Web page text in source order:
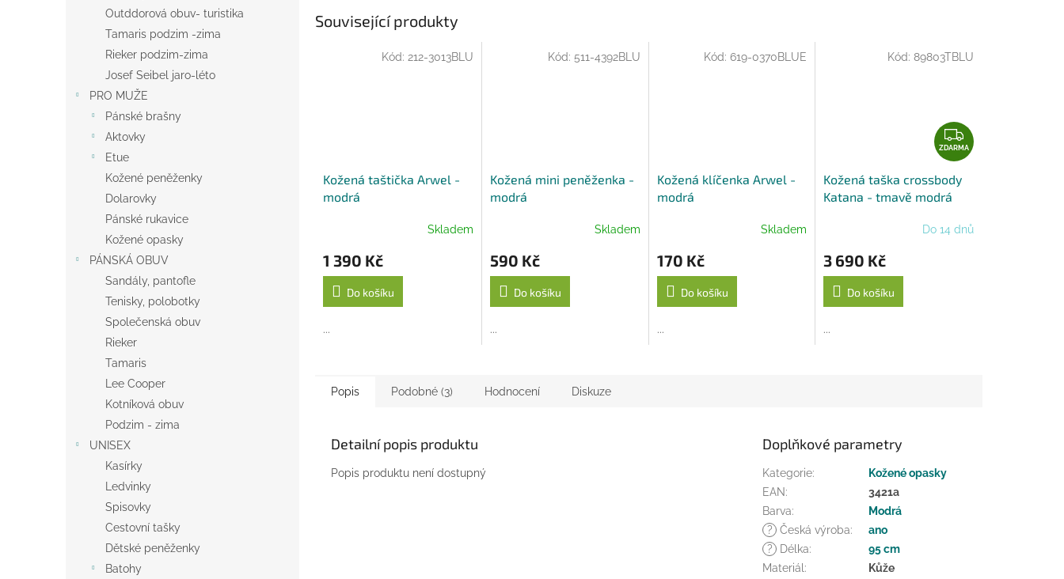
Outddorová obuv- turistika
Tamaris podzim -zima
Rieker podzim-zima
Josef Seibel jaro-léto
PRO MUŽE
Pánské brašny
Aktovky
Etue
Kožené peněženky
Dolarovky
Pánské rukavice
Kožené opasky
PÁNSKÁ OBUV
Sandály, pantofle
Tenisky, polobotky
Společenská obuv
Rieker
Tamaris
Lee Cooper
Kotníková obuv
Podzim - zima
UNISEX
Kasírky
Ledvinky
Spisovky
Cestovní tašky
Dětské peněženky
Batohy
Související produkty
Kožená taštička Arwel -
modrá
Skladem
1 390 Kč
Do košíku
...
Kód: 212-3013BLU
Kožená mini peněženka -
modrá
Skladem
590 Kč
Do košíku
...
Kód: 511-4392BLU
Kožená klíčenka Arwel -
modrá
Skladem
170 Kč
Do košíku
...
Kód:619-0370BLUE
Z
D
A
ZDARMA
Kožená taška crossbody
Katana - tmavě modrá
Do 14 dnů
3 690 Kč
Do košíku
...
Kód: 89803TBLU
Popis Podobné (3) Hodnocení Diskuze
Detailní popis produktu
Popis produktu není dostupný
Doplňkové parametry
Kategorie:
Kožené opasky
EAN:
3421a
Barva:
Modrá
?
Česká výroba:
ano
?
Délka:
95 cm
Materiál :
Kůže